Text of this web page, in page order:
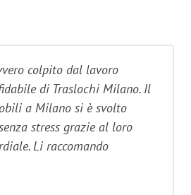
colpito dal lavoro
di Traslochi Milano. Il
a Milano si è svolto
stress grazie al loro
Li raccomando